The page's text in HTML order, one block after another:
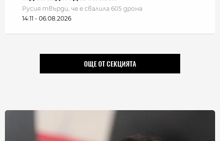
Русия твърди, че е свалила 605 дрона
14:11 - 06.08.2026
ОЩЕ ОТ СЕКЦИЯТА